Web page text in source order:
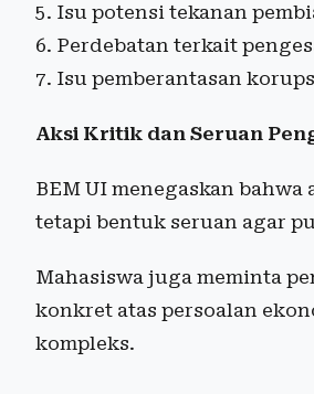
Isu potensi tekanan
Perdebatan terkait
Isu pemberantasan
Aksi Kritik dan Seruan
BEM UI menegaskan
tetapi bentuk seruan agar
Mahasiswa juga meminta
konkret atas persoalan
kompleks.